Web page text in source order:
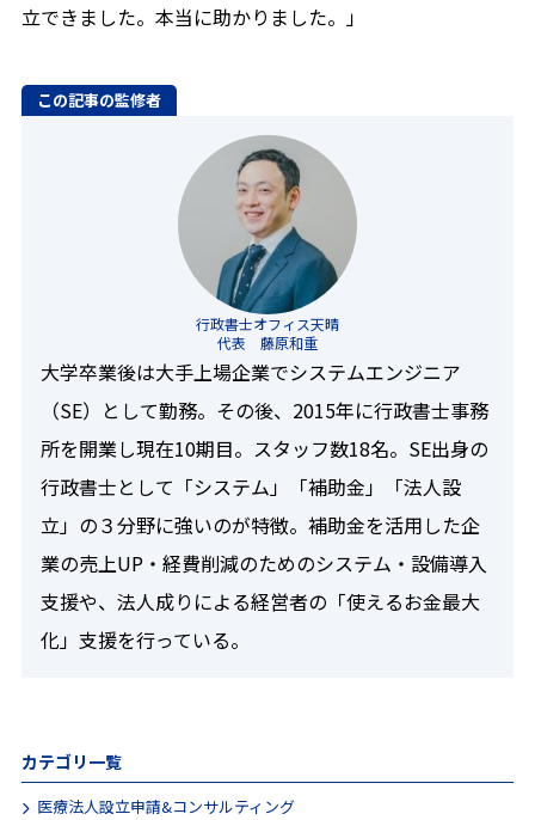
立できました。本当に助かりました。」
この記事の監修者
行政書士オフィス天晴
代表 藤原和重
大学卒業後は大手上場企業でシステムエンジニア
（SE）として勤務。その後、2015年に行政書士事務
所を開業し現在10期目。スタッフ数18名。SE出身の
行政書士として「システム」「補助金」「法人設
立」の３分野に強いのが特徴。補助金を活用した企
業の売上UP・経費削減のためのシステム・設備導入
支援や、法人成りによる経営者の「使えるお金最大
化」支援を行っている。
カテゴリ一覧
医療法人設立申請&コンサルティング